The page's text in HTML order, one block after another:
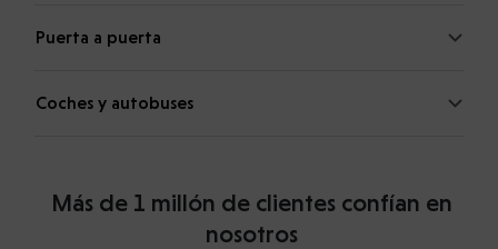
Puerta a puerta
Coches y autobuses
Más de 1 millón de clientes confían en
nosotros